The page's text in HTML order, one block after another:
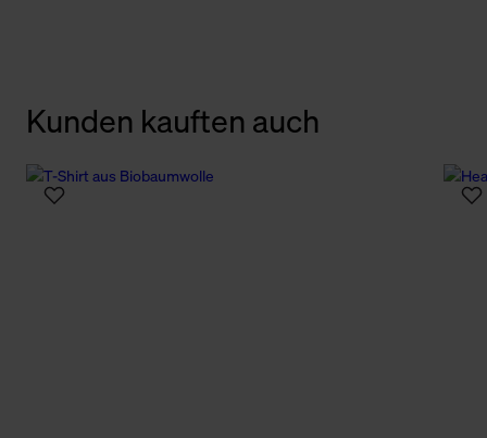
Kunden kauften auch